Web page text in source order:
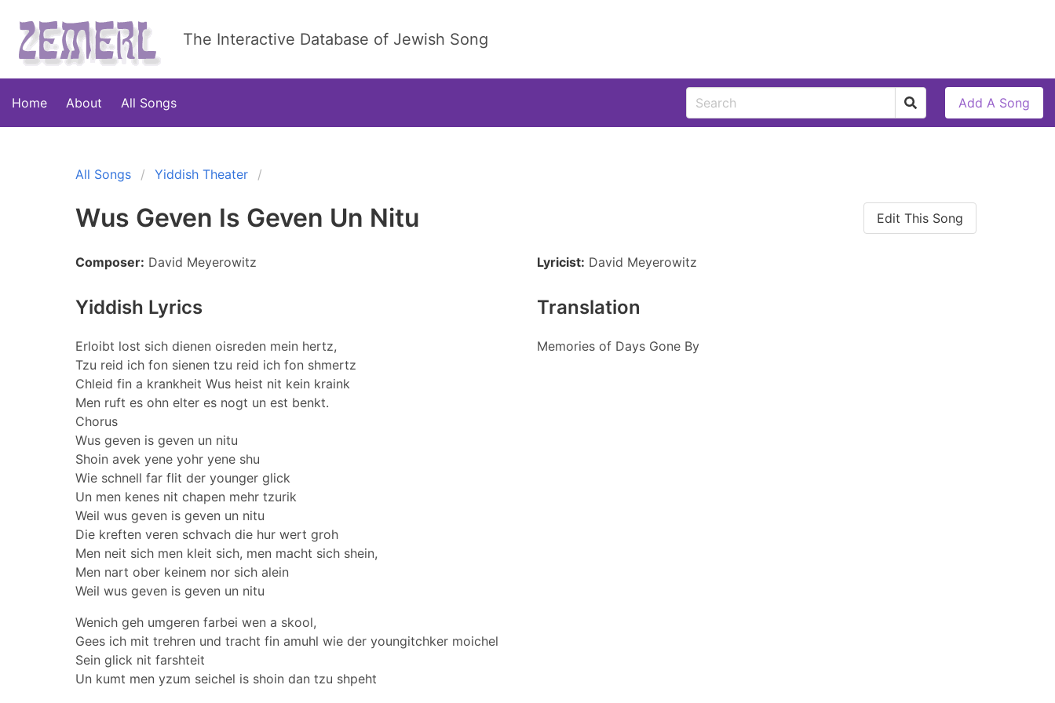
The Interactive Database of Jewish Song
Home About All Songs Add A Song
All Songs Yiddish Theater
Wus Geven Is Geven Un Nitu Edit This Song
Composer: David Meyerowitz Lyricist: David Meyerowitz
Yiddish Lyrics
Erloibt lost sich dienen oisreden mein hertz,
Tzu reid ich fon sienen tzu reid ich fon shmertz
Chleid fin a krankheit Wus heist nit kein kraink
Men ruft es ohn elter es nogt un est benkt.
Chorus
Wus geven is geven un nitu
Shoin avek yene yohr yene shu
Wie schnell far flit der younger glick
Un men kenes nit chapen mehr tzurik
Weil wus geven is geven un nitu
Die kreften veren schvach die hur wert groh
Men neit sich men kleit sich, men macht sich shein,
Men nart ober keinem nor sich alein
Weil wus geven is geven un nitu
Wenich geh umgeren farbei wen a skool,
Gees ich mit trehren und tracht fin amuhl wie der youngitchker moichel
Sein glick nit farshteit
Un kumt men yzum seichel is shoin dan tzu shpeht
Translation
Memories of Days Gone By